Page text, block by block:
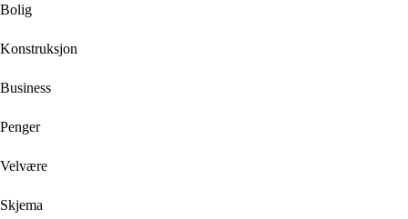
Bolig
Konstruksjon
Business
Penger
Velvære
Skjema